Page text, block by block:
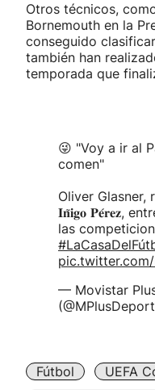
Otros técnicos,
Bornemouth en la
conseguido
también han
temporada que
😜 "Voy a ir al
comen"
Oliver Glasner,
𝐈𝐧̃𝐢𝐠𝐨 𝐏𝐞́𝐫𝐞𝐳,
las
pic.twitter.com/
— Movistar
Fútbol
UEFA